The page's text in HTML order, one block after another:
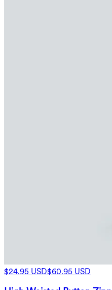
$24.95 USD$60.95 USD